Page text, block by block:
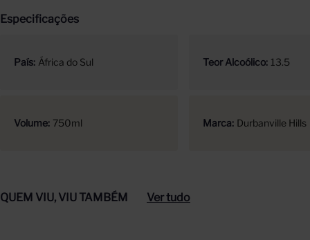
Especificações
País África do Sul Teor Alcoólico 13.5
Volume 750ml Marca Durbanville Hills
QUEM VIU, VIU TAMBÉM Ver tudo